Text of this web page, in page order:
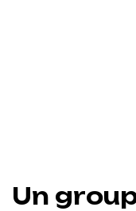
Un